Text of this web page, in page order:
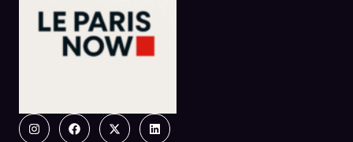
InstagramFacebook
X-
twitter
Linkedin